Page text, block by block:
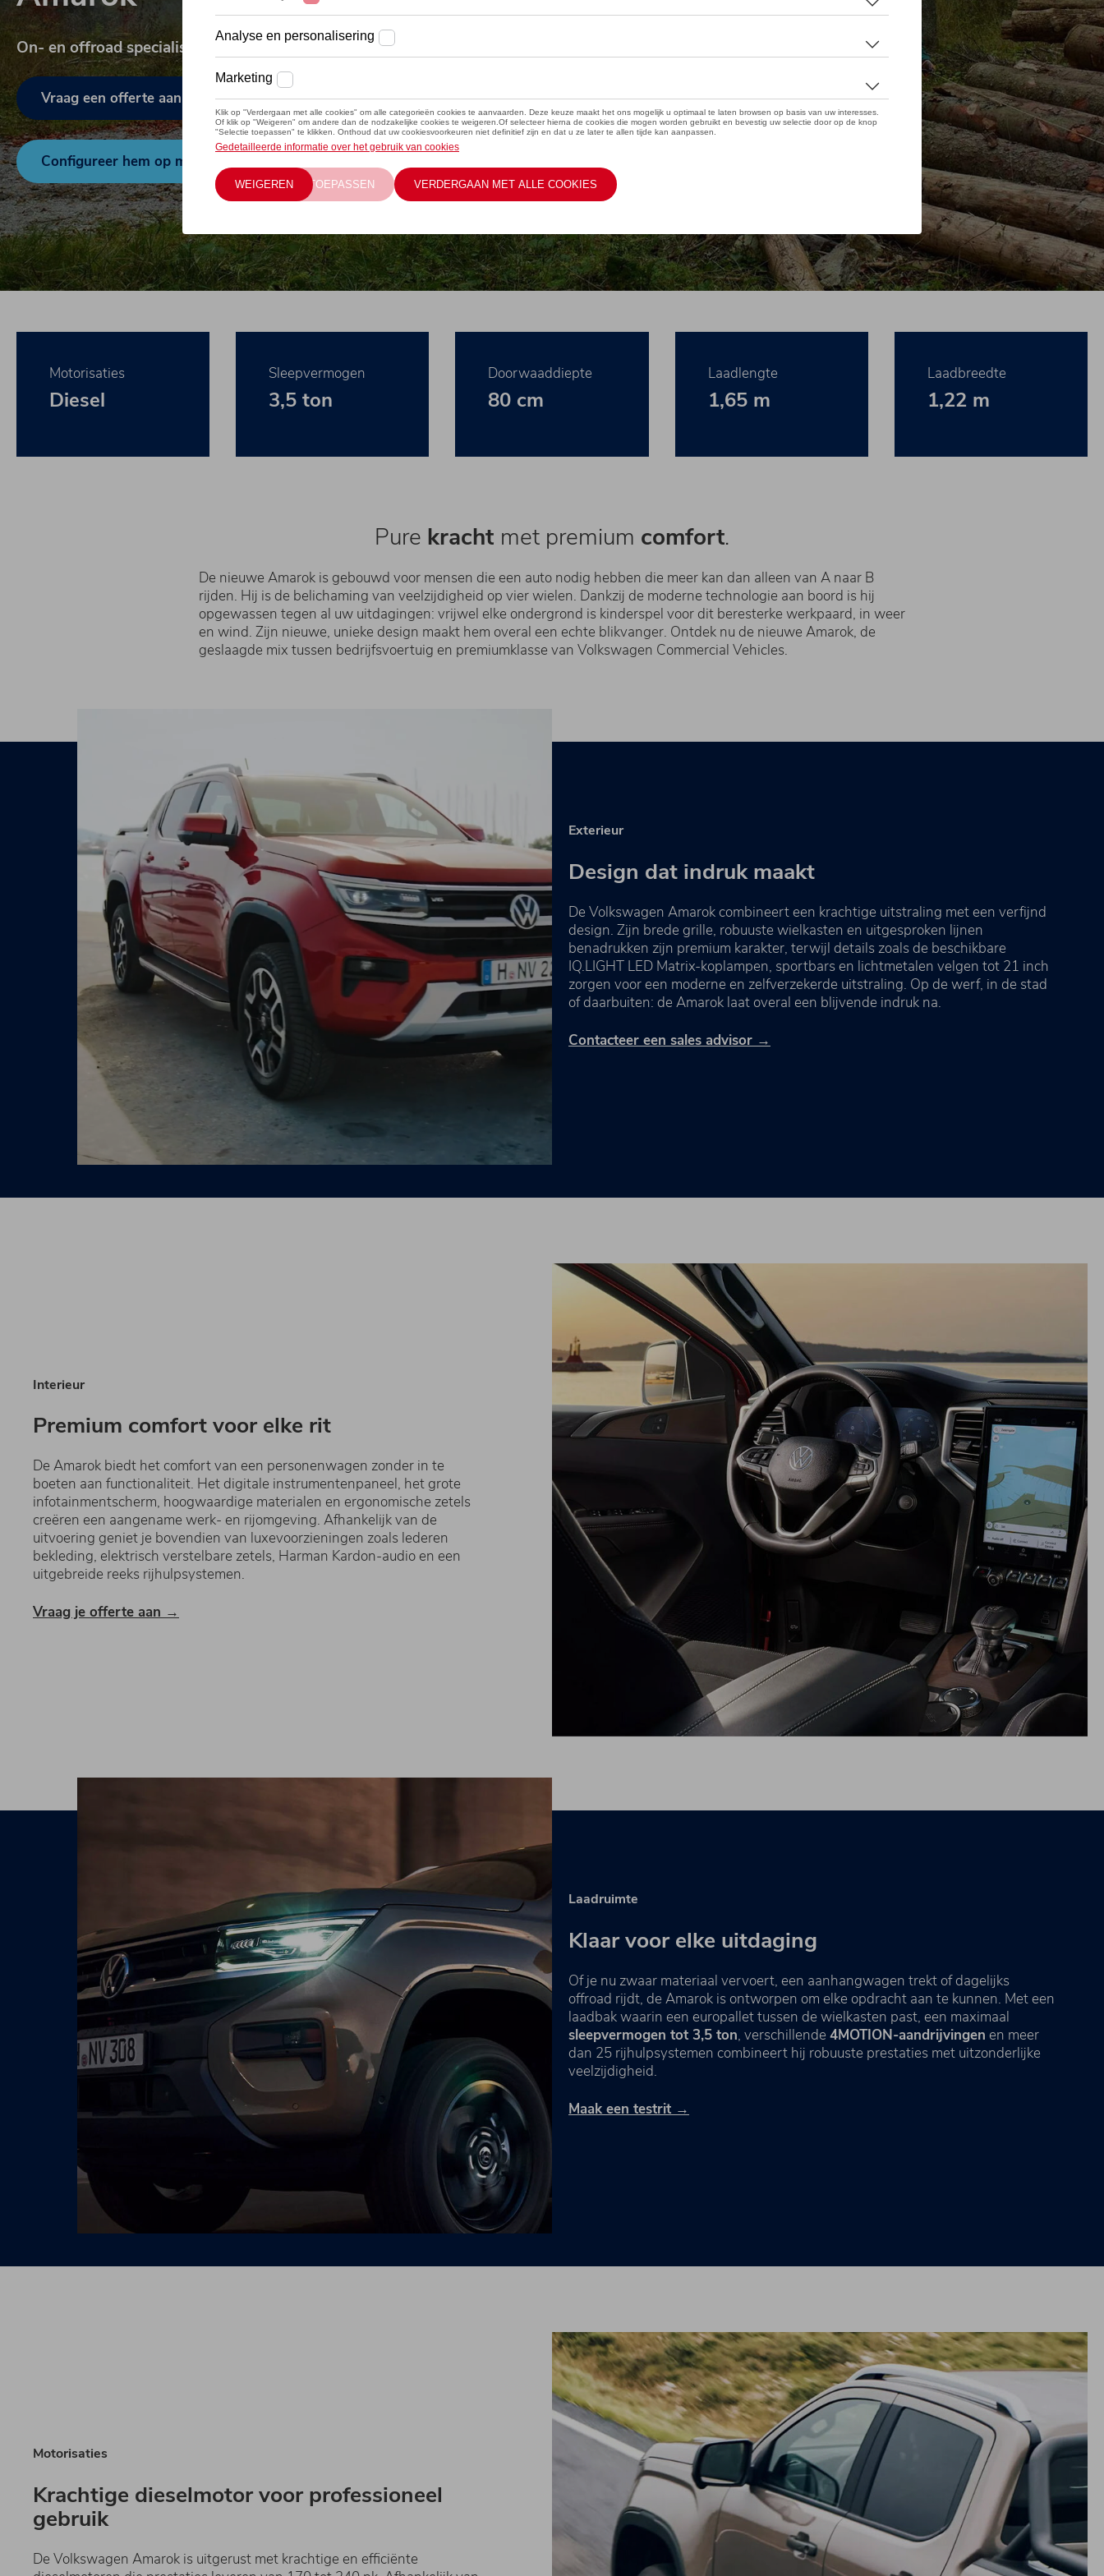
On- en offroad specialist
Vraag een offerte aan
Configureer hem op maat met een expert
Motorisaties
Diesel
Sleepvermogen
3,5 ton
Doorwaaddiepte
80 cm
Laadlengte
1,65 m
Laadbreedte
1,22 m
Pure kracht met premium comfort.
De nieuwe Amarok is gebouwd voor mensen die een auto nodig hebben die meer kan dan alleen van A naar B
rijden. Hij is de belichaming van veelzijdigheid op vier wielen. Dankzij de moderne technologie aan boord is hij
opgewassen tegen al uw uitdagingen: vrijwel elke ondergrond is kinderspel voor dit beresterke werkpaard, in weer
en wind. Zijn nieuwe, unieke design maakt hem overal een echte blikvanger. Ontdek nu de nieuwe Amarok, de
geslaagde mix tussen bedrijfsvoertuig en premiumklasse van Volkswagen Commercial Vehicles.
Exterieur
Design dat indruk maakt
De Volkswagen Amarok combineert een krachtige uitstraling met een verfijnd
design. Zijn brede grille, robuuste wielkasten en uitgesproken lijnen
benadrukken zijn premium karakter, terwijl details zoals de beschikbare
IQ.LIGHT LED Matrix-koplampen, sportbars en lichtmetalen velgen tot 21 inch
zorgen voor een moderne en zelfverzekerde uitstraling. Op de werf, in de stad
of daarbuiten: de Amarok laat overal een blijvende indruk na.
Contacteer een sales advisor →
Interieur
Premium comfort voor elke rit
De Amarok biedt het comfort van een personenwagen zonder in te
boeten aan functionaliteit. Het digitale instrumentenpaneel, het grote
infotainmentscherm, hoogwaardige materialen en ergonomische zetels
creëren een aangename werk- en rijomgeving. Afhankelijk van de
uitvoering geniet je bovendien van luxevoorzieningen zoals lederen
bekleding, elektrisch verstelbare zetels, Harman Kardon-audio en een
uitgebreide reeks rijhulpsystemen.
Vraag je offerte aan →
Laadruimte
Klaar voor elke uitdaging
Of je nu zwaar materiaal vervoert, een aanhangwagen trekt of dagelijks
offroad rijdt, de Amarok is ontworpen om elke opdracht aan te kunnen. Met een
laadbak waarin een europallet tussen de wielkasten past, een maximaal
sleepvermogen tot 3,5 ton, verschillende 4MOTION-aandrijvingen en meer
dan 25 rijhulpsystemen combineert hij robuuste prestaties met uitzonderlijke
veelzijdigheid.
Maak een testrit →
Motorisaties
Krachtige dieselmotor voor professioneel
gebruik
De Volkswagen Amarok is uitgerust met krachtige en efficiënte